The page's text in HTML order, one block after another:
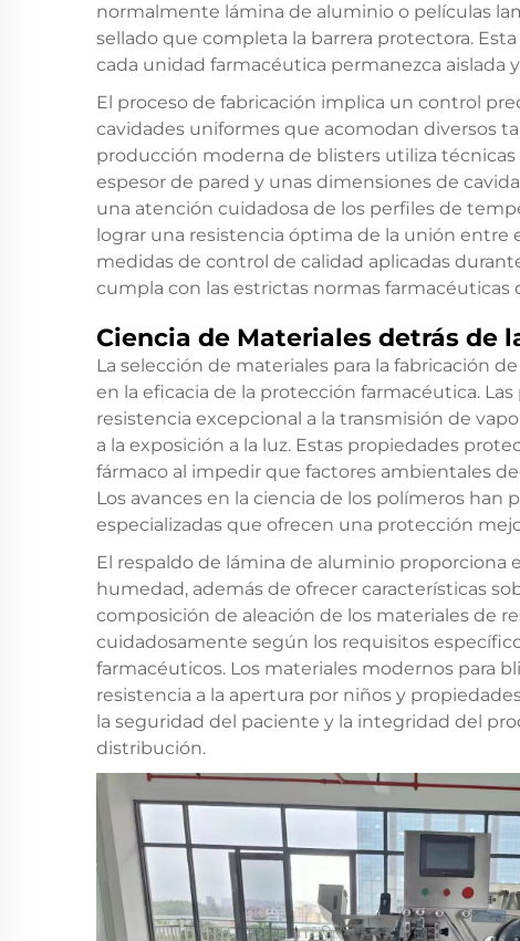
normalmente lámina de aluminio o películas
sellado que completa la barrera protectora.
cada unidad farmacéutica permanezca aislada
El proceso de fabricación implica un control
cavidades uniformes que acomodan diversos
producción moderna de blisters utiliza
espesor de pared y unas dimensiones de
una atención cuidadosa de los perfiles de
lograr una resistencia óptima de la unión entre
medidas de control de calidad aplicadas
cumpla con las estrictas normas farmacéuticas
Ciencia de Materiales detrás de
La selección de materiales para la fabricación
en la eficacia de la protección farmacéutica.
resistencia excepcional a la transmisión de
a la exposición a la luz. Estas propiedades
fármaco al impedir que factores ambientales
Los avances en la ciencia de los polímeros
especializadas que ofrecen una protección
El respaldo de lámina de aluminio proporciona
humedad, además de ofrecer características
composición de aleación de los materiales de
cuidadosamente según los requisitos
farmacéuticos. Los materiales modernos para
resistencia a la apertura por niños y
la seguridad del paciente y la integridad del
distribución.